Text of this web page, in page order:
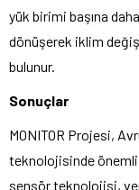
yük birimi başına
dönüşerek iklim
bulunur.
Sonuçlar
MONITOR Projesi,
teknolojisinde
sensör teknolojisi,